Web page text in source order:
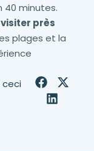
40 minutes.
près
plages et la
ceci